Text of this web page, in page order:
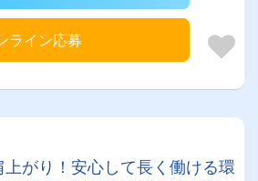
ライン応募
がり！安心して長く働ける環